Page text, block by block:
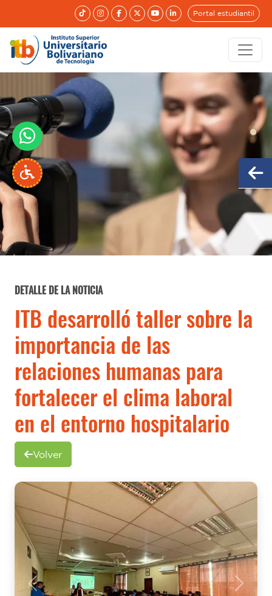
Portal estudiantil
DETALLE DE LA NOTICIA
ITB desarrolló taller sobre la
importancia de las
relaciones humanas para
fortalecer el clima laboral
en el entorno hospitalario
Volver
Previous Next